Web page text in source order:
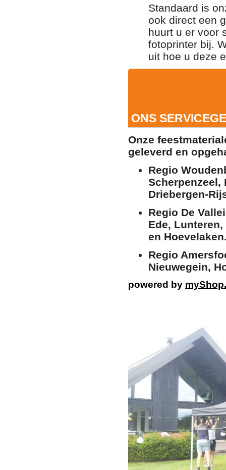
Standaard is
ook direct een
huurt u er voor
fotoprinter bij.
uit hoe u deze
ONS
Onze
geleverd en
Regio
Scherpenzeel,
Driebergen-
Regio De
Ede,
en
Regio
Nieuwegein,
powered by